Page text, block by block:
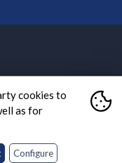
cookies to
as for
Configure